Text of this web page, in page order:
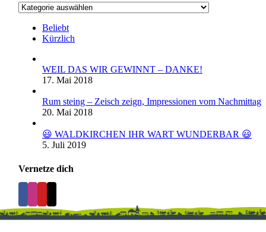
Kategorien
Beliebt
Kürzlich
WEIL DAS WIR GEWINNT – DANKE!
17. Mai 2018
Rum steing – Zeisch zeign, Impressionen vom Nachmittag
20. Mai 2018
😃 WALDKIRCHEN IHR WART WUNDERBAR 😃
5. Juli 2019
Vernetze dich